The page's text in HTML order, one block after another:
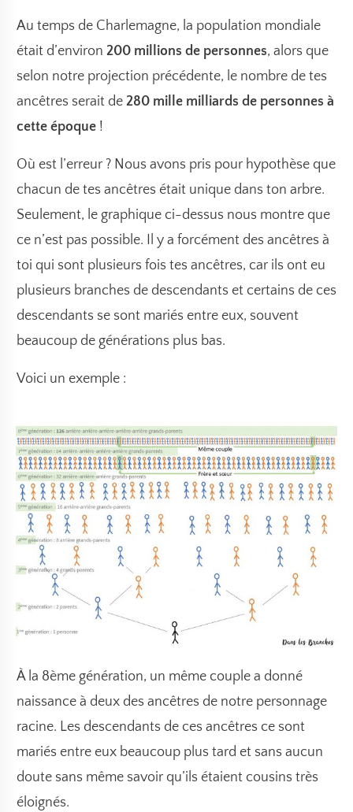
Au temps de Charlemagne, la population mondiale
était d’environ 200 millions de personnes, alors que
selon notre projection précédente, le nombre de tes
ancêtres serait de 280 mille milliards de personnes à
cette époque !
Où est l’erreur ? Nous avons pris pour hypothèse que
chacun de tes ancêtres était unique dans ton arbre.
Seulement, le graphique ci-dessus nous montre que
ce n’est pas possible. Il y a forcément des ancêtres à
toi qui sont plusieurs fois tes ancêtres, car ils ont eu
plusieurs branches de descendants et certains de ces
descendants se sont mariés entre eux, souvent
beaucoup de générations plus bas.
Voici un exemple :
À la 8ème génération, un même couple a donné
naissance à deux des ancêtres de notre personnage
racine. Les descendants de ces ancêtres ce sont
mariés entre eux beaucoup plus tard et sans aucun
doute sans même savoir qu’ils étaient cousins très
éloignés.